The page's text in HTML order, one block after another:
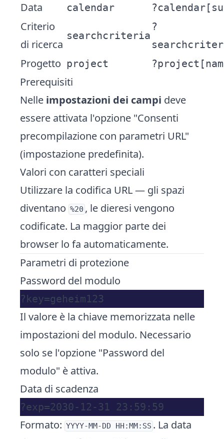
Data calendar
Criterio
di ricerca
searchcriteria
?
Progetto project
Prerequisiti
Nelle impostazioni dei campi deve
essere attivata l'opzione "Consenti
precompilazione con parametri URL"
(impostazione predefinita).
Valori con caratteri speciali
Utilizzare la codifica URL — gli spazi
diventano %20 , le dieresi vengono
codificate. La maggior parte dei
browser lo fa automaticamente.
Parametri di protezione
Password del modulo
Il valore è la chiave memorizzata nelle
impostazioni del modulo. Necessario
solo se l'opzione "Password del
modulo" è attiva.
Data di scadenza
Formato: YYYY-MM-DD HH:MM:SS . La data